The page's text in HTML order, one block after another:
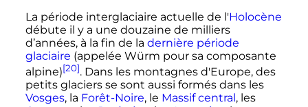
La période interglaciaire actuelle de l'Holocène
débute il y a une douzaine de milliers
d’années, à la fin de la dernière période
glaciaire (appelée Würm pour sa composante
alpine)[20]. Dans les montagnes d'Europe, des
petits glaciers se sont aussi formés dans les
Vosges, la Forêt-Noire, le Massif central, les